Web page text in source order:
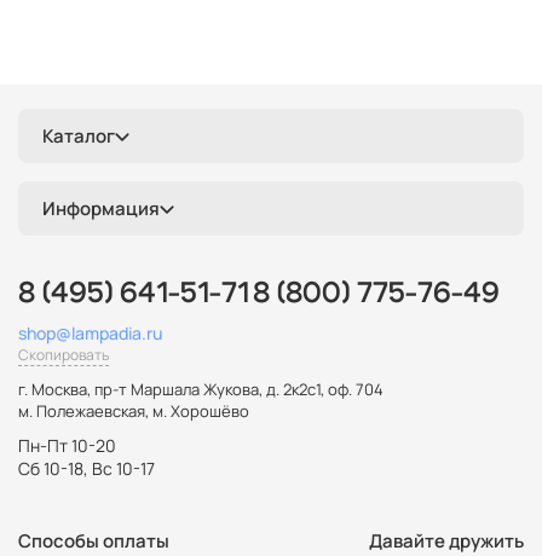
Каталог
Информация
8 (495) 641-51-71 8 (800) 775-76-49
shop@lampadia.ru
Скопировать
г. Москва, пр-т Маршала Жукова, д. 2к2с1, оф. 704
м. Полежаевская, м. Хорошёво
Пн-Пт 10-20
Сб 10-18, Вс 10-17
Способы оплаты Давайте дружить